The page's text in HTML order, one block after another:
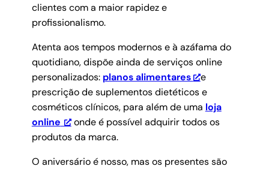
clientes com a maior rapidez e
profissionalismo.
Atenta aos tempos modernos e à azáfama do
quotidiano, dispõe ainda de serviços online
personalizados: planos alimentares
e
prescrição de suplementos dietéticos e
cosméticos clínicos, para além de uma loja
online
onde é possível adquirir todos os
produtos da marca.
O aniversário é nosso, mas os presentes são